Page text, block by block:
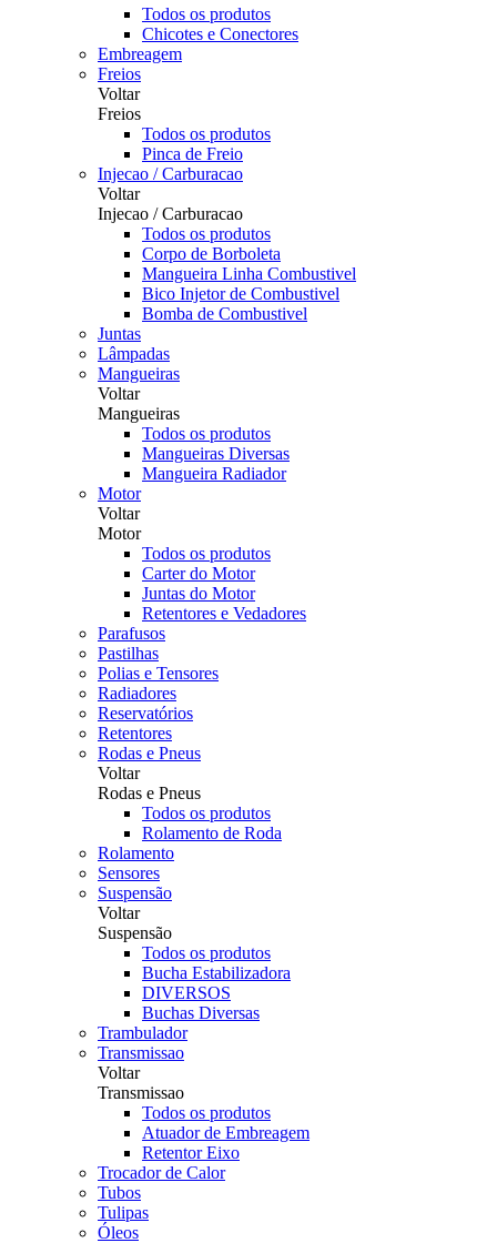
Todos os produtos
Chicotes e Conectores
Embreagem
Freios
Voltar
Freios
Todos os produtos
Pinca de Freio
Injecao / Carburacao
Voltar
Injecao / Carburacao
Todos os produtos
Corpo de Borboleta
Mangueira Linha Combustivel
Bico Injetor de Combustivel
Bomba de Combustivel
Juntas
Lâmpadas
Mangueiras
Voltar
Mangueiras
Todos os produtos
Mangueiras Diversas
Mangueira Radiador
Motor
Voltar
Motor
Todos os produtos
Carter do Motor
Juntas do Motor
Retentores e Vedadores
Parafusos
Pastilhas
Polias e Tensores
Radiadores
Reservatórios
Retentores
Rodas e Pneus
Voltar
Rodas e Pneus
Todos os produtos
Rolamento de Roda
Rolamento
Sensores
Suspensão
Voltar
Suspensão
Todos os produtos
Bucha Estabilizadora
DIVERSOS
Buchas Diversas
Trambulador
Transmissao
Voltar
Transmissao
Todos os produtos
Atuador de Embreagem
Retentor Eixo
Trocador de Calor
Tubos
Tulipas
Óleos